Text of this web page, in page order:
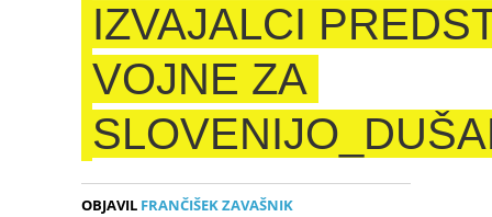
IZVAJALCI
VOJNE ZA
OBJAVIL FRANČIŠEK ZAVAŠNIK